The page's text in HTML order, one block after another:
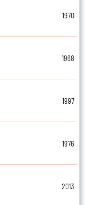
1970
1968
1997
1976
2013